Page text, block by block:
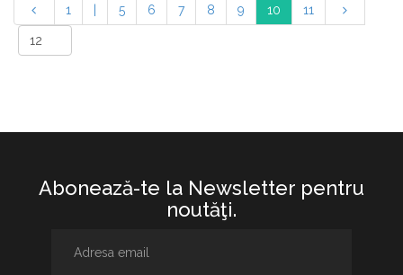
1 5 6 7 8 9 10 11
Abonează-te la Newsletter pentru
noutăţi.